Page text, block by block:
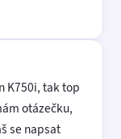
K750i, tak top
otázečku,
se napsat